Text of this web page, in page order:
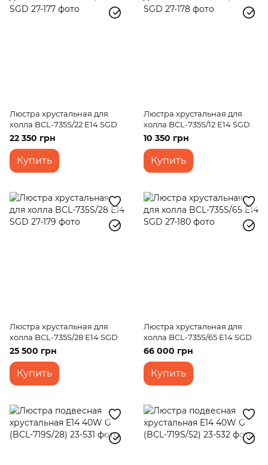
Люстра хрустальная для
холла BCL-735S/22 E14 SGD
22 350 грн
Купить
Люстра хрустальная для
холла BCL-735S/12 E14 SGD
10 350 грн
Купить
Люстра хрустальная для
холла BCL-735S/28 E14 SGD
25 500 грн
Купить
Люстра хрустальная для
холла BCL-735S/65 E14 SGD
66 000 грн
Купить